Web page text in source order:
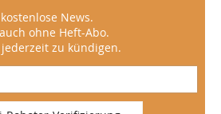
News.
ohne Heft-Abo.
zu kündigen.